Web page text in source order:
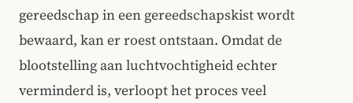
gereedschap in een gereedschapskist wordt
bewaard, kan er roest ontstaan. Omdat de
blootstelling aan luchtvochtigheid echter
verminderd is, verloopt het proces veel